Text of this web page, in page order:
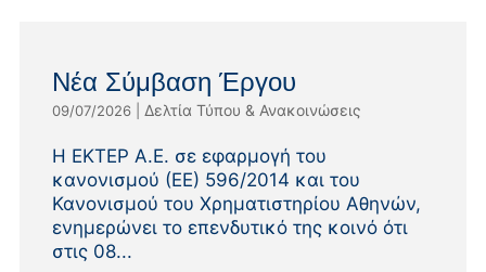
Νέα Σύμβαση Έργου
09/07/2026| Δελτία Τύπου & Ανακοινώσεις
Η ΕΚΤΕΡ Α.Ε. σε εφαρμογή του
κανονισμού (ΕΕ) 596/2014 και του
Κανονισμού του Χρηματιστηρίου Αθηνών,
ενημερώνει το επενδυτικό της κοινό ότι
στις 08...